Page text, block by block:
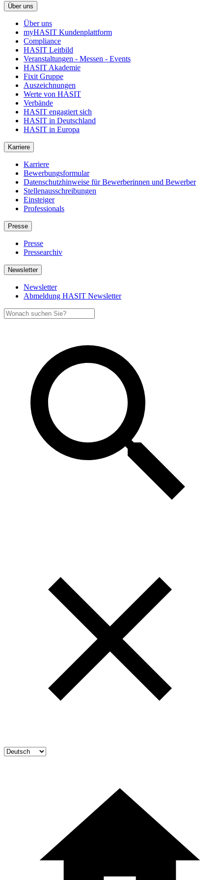
Über uns
Über uns
myHASIT Kundenplattform
Compliance
HASIT Leitbild
Veranstaltungen - Messen - Events
HASIT Akademie
Fixit Gruppe
Auszeichnungen
Werte von HASIT
Verbände
HASIT engagiert sich
HASIT in Deutschland
HASIT in Europa
Karriere
Karriere
Bewerbungsformular
Datenschutzhinweise für Bewerberinnen und Bewerber
Stellenausschreibungen
Einsteiger
Professionals
Presse
Presse
Pressearchiv
Newsletter
Newsletter
Abmeldung HASIT Newsletter